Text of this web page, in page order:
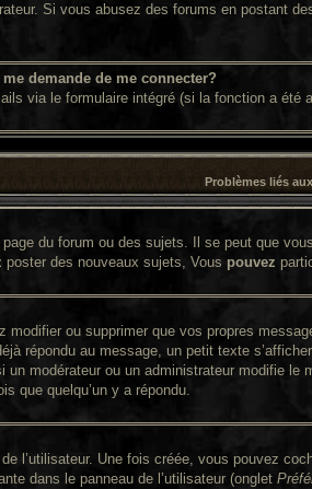
Si vous abusez des forums en postant
demande de me connecter?
via le formulaire intégré (si la fonction a
Problèmes liés
du forum ou des sujets. Il se peut que
poster des nouveaux sujets, Vous pouvez
modifier ou supprimer que vos propres
répondu au message, un petit texte
un modérateur ou un administrateur
que quelqu’un y a répondu.
l’utilisateur. Une fois créée, vous pouvez
dans le panneau de l’utilisateur (onglet